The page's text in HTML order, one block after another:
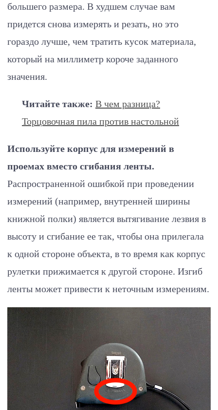
большего размера. В худшем случае вам
придется снова измерять и резать, но это
гораздо лучше, чем тратить кусок материала,
который на миллиметр короче заданного
значения.
Читайте также: В чем разница?
Торцовочная пила против настольной
Используйте корпус для измерений в
проемах вместо сгибания ленты.
Распространенной ошибкой при проведении
измерений (например, внутренней ширины
книжной полки) является вытягивание лезвия в
высоту и сгибание ее так, чтобы она прилегала
к одной стороне объекта, в то время как корпус
рулетки прижимается к другой стороне. Изгиб
ленты может привести к неточным измерениям.